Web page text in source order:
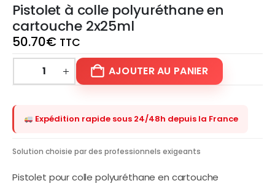
Pistolet à colle polyuréthane en
cartouche 2x25ml
50.70€ TTC
AJOUTER AU PANIER
Expédition rapide sous 24/48h depuis la France
Solution choisie par des professionnels exigeants
Pistolet pour colle polyuréthane en cartouche